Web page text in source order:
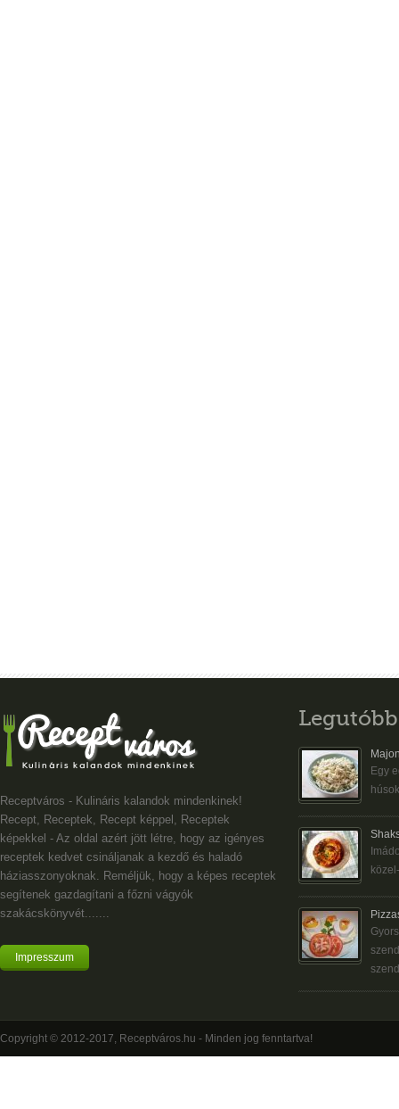
Receptváros - Kulináris kalandok mindenkinek!
Recept, Receptek, Recept képpel, Receptek
képekkel - Az oldal azért jött létre, hogy az igényes
receptek kedvet csináljanak a kezdő és haladó
háziasszonyoknak. Reméljük, hogy a képes receptek
segítenek gazdagítani a főzni vágyók
szakácskönyvét.......
Impresszum
Egy
Copyright © 2012-2017, Receptváros.hu - Minden jog fenntartva!